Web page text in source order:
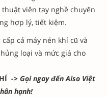
viên tay nghề chuyên
hợp lý, tiết kiệm.
cấp cả máy nén khí cũ và
loại và mức giá cho
-> Gọi ngay đến Aiso Việt
hạnh!